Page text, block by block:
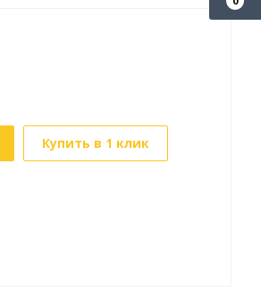
Купить в 1 клик